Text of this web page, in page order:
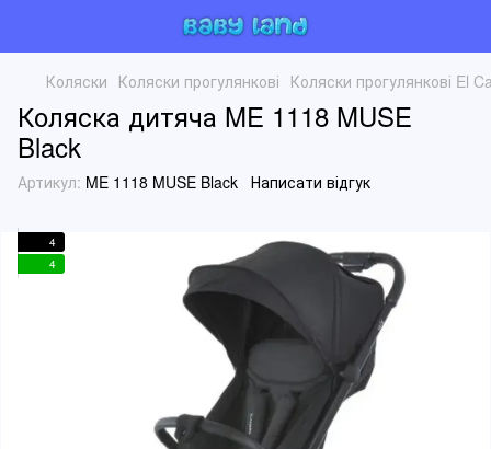
Коляски Коляски прогулянкові Коляски прогулянкові El
Коляска дитяча ME 1118 MUSE
Black
Артикул: ME 1118 MUSE Black Написати відгук
4
4